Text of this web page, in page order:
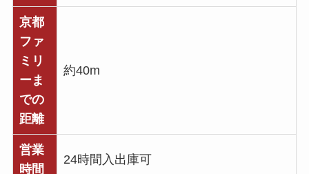
京都
ファ
ミリ
ーま
での
距離
約40m
営業
時間
24時間入出庫可